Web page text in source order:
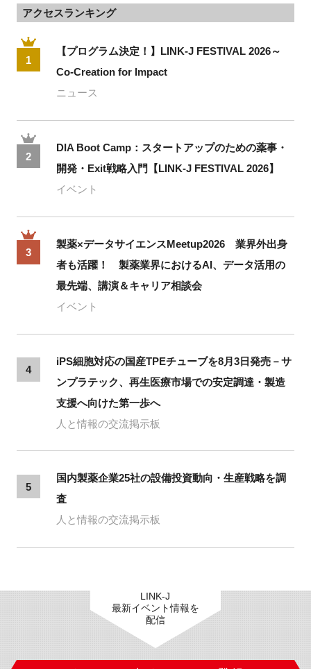
アクセスランキング
1
【プログラム決定！】LINK-J FESTIVAL 2026～
Co-Creation for Impact
ニュース
2
DIA Boot Camp：スタートアップのための薬事・
開発・Exit戦略入門【LINK-J FESTIVAL 2026】
イベント
3
製薬×データサイエンスMeetup2026 業界外出身
者も活躍！ 製薬業界におけるAI、データ活用の
最先端、講演＆キャリア相談会
イベント
4
iPS細胞対応の国産TPEチューブを8月3日発売－サ
ンプラテック、再生医療市場での安定調達・製造
支援へ向けた第一歩へ
人と情報の交流掲示板
5
国内製薬企業25社の設備投資動向・生産戦略を調
査
人と情報の交流掲示板
LINK-J
最新イベント情報を
配信